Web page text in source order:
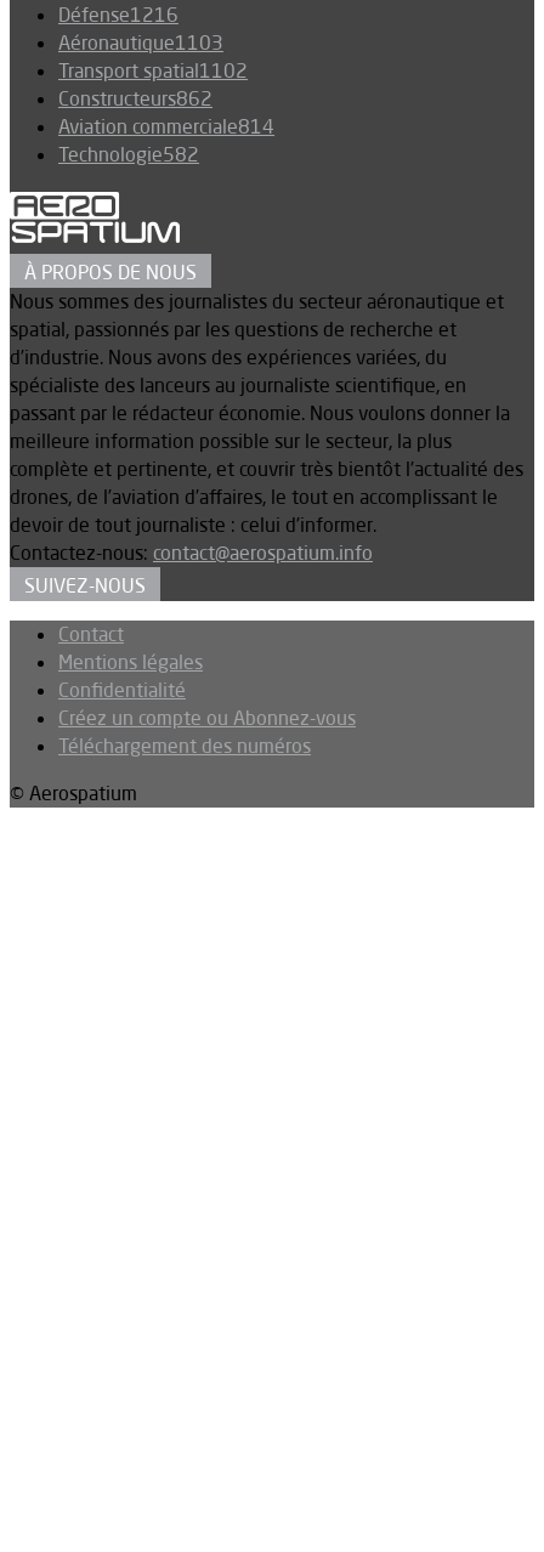
Défense1216
Aéronautique1103
Transport spatial1102
Constructeurs862
Aviation commerciale814
Technologie582
À PROPOS DE NOUS
Nous sommes des journalistes du secteur aéronautique et
spatial, passionnés par les questions de recherche et
d’industrie. Nous avons des expériences variées, du
spécialiste des lanceurs au journaliste scientifique, en
passant par le rédacteur économie. Nous voulons donner la
meilleure information possible sur le secteur, la plus
complète et pertinente, et couvrir très bientôt l’actualité des
drones, de l’aviation d’affaires, le tout en accomplissant le
devoir de tout journaliste : celui d’informer.
Contactez-nous: contact@aerospatium.info
SUIVEZ-NOUS
Contact
Mentions légales
Confidentialité
Créez un compte ou Abonnez-vous
Téléchargement des numéros
© Aerospatium